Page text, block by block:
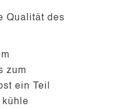
Qualität des
zum
ein Teil
kühle